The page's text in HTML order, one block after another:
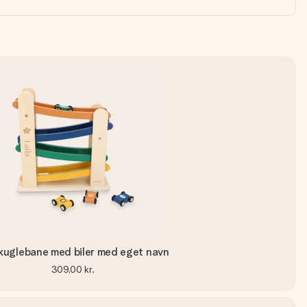
med biler med eget navn
309,00 kr.